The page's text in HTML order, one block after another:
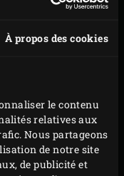
À propos des cookies
le contenu
relatives aux
Nous partageons
de notre site
de publicité et
dans la cocotte
les carapaces
à refermer le
manipulation.
la cocotte et faites
afin de désacidifier
fermez le